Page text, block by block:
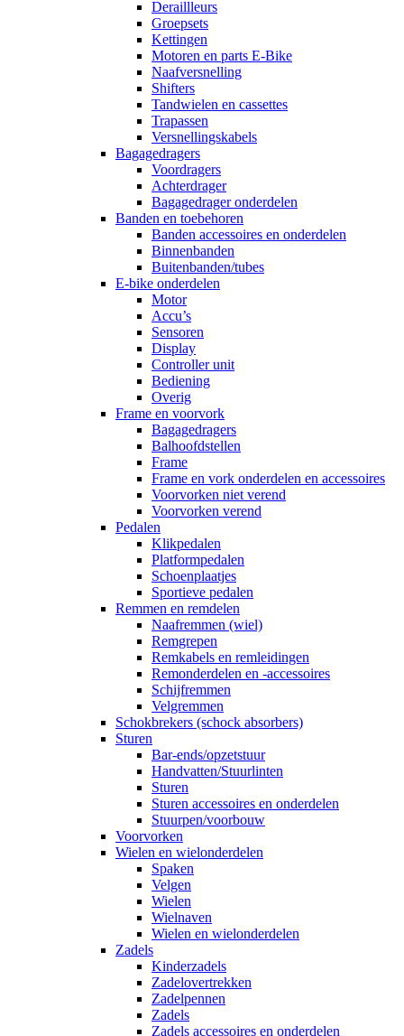
Deraillleurs
Groepsets
Kettingen
Motoren en parts E-Bike
Naafversnelling
Shifters
Tandwielen en cassettes
Trapassen
Versnellingskabels
Bagagedragers
Voordragers
Achterdrager
Bagagedrager onderdelen
Banden en toebehoren
Banden accessoires en onderdelen
Binnenbanden
Buitenbanden/tubes
E-bike onderdelen
Motor
Accu’s
Sensoren
Display
Controller unit
Bediening
Overig
Frame en voorvork
Bagagedragers
Balhoofdstellen
Frame
Frame en vork onderdelen en accessoires
Voorvorken niet verend
Voorvorken verend
Pedalen
Klikpedalen
Platformpedalen
Schoenplaatjes
Sportieve pedalen
Remmen en remdelen
Naafremmen (wiel)
Remgrepen
Remkabels en remleidingen
Remonderdelen en -accessoires
Schijfremmen
Velgremmen
Schokbrekers (schock absorbers)
Sturen
Bar-ends/opzetstuur
Handvatten/Stuurlinten
Sturen
Sturen accessoires en onderdelen
Stuurpen/voorbouw
Voorvorken
Wielen en wielonderdelen
Spaken
Velgen
Wielen
Wielnaven
Wielen en wielonderdelen
Zadels
Kinderzadels
Zadelovertrekken
Zadelpennen
Zadels
Zadels accessoires en onderdelen